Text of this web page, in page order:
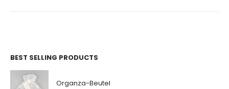
BEST SELLING PRODUCTS
Organza-Beutel